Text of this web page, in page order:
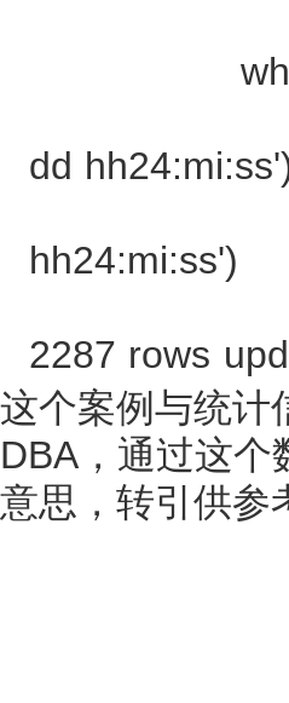
where
between
dd
and
hh24:mi:ss')
2287 rows
这个案例与统计
DBA，通过这个
意思，转引供参